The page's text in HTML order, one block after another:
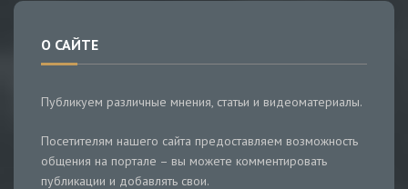
О САЙТЕ
Публикуем различные мнения, статьи и видеоматериалы.
Посетителям нашего сайта предоставляем возможность
общения на портале – вы можете комментировать
публикации и добавлять свои.